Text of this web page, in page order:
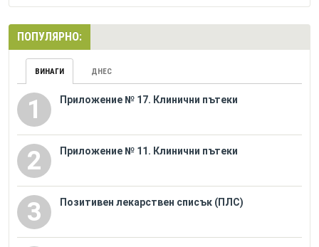
ПОПУЛЯРНО:
ВИНАГИ ДНЕС
1 Приложение № 17. Клинични пътеки
2 Приложение № 11. Клинични пътеки
3 Позитивен лекарствен списък (ПЛС)